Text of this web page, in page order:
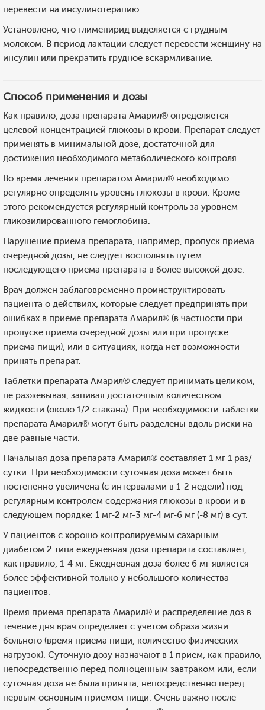
перевести на инсулинотерапию.
Установлено, что глимепирид выделяется с грудным
молоком. В период лактации следует перевести женщину на
инсулин или прекратить грудное вскармливание.
Способ применения и дозы
Как правило, доза препарата Амарил® определяется
целевой концентрацией глюкозы в крови. Препарат следует
применять в минимальной дозе, достаточной для
достижения необходимого метаболического контроля.
Во время лечения препаратом Амарил® необходимо
регулярно определять уровень глюкозы в крови. Кроме
этого рекомендуется регулярный контроль за уровнем
гликозилированного гемоглобина.
Нарушение приема препарата, например, пропуск приема
очередной дозы, не следует восполнять путем
последующего приема препарата в более высокой дозе.
Врач должен заблаговременно проинструктировать
пациента о действиях, которые следует предпринять при
ошибках в приеме препарата Амарил® (в частности при
пропуске приема очередной дозы или при пропуске
приема пищи), или в ситуациях, когда нет возможности
принять препарат.
Таблетки препарата Амарил® следует принимать целиком,
не разжевывая, запивая достаточным количеством
жидкости (около 1/2 стакана). При необходимости таблетки
препарата Амарил® могут быть разделены вдоль риски на
две равные части.
Начальная доза препарата Амарил® составляет 1 мг 1 раз/
сутки. При необходимости суточная доза может быть
постепенно увеличена (с интервалами в 1-2 недели) под
регулярным контролем содержания глюкозы в крови и в
следующем порядке: 1 мг-2 мг-3 мг-4 мг-6 мг (-8 мг) в сут.
У пациентов с хорошо контролируемым сахарным
диабетом 2 типа ежедневная доза препарата составляет,
как правило, 1-4 мг. Ежедневная доза более 6 мг является
более эффективной только у небольшого количества
пациентов.
Время приема препарата Амарил® и распределение доз в
течение дня врач определяет с учетом образа жизни
больного (время приема пищи, количество физических
нагрузок). Суточную дозу назначают в 1 прием, как правило,
непосредственно перед полноценным завтраком или, если
суточная доза не была принята, непосредственно перед
первым основным приемом пищи. Очень важно после